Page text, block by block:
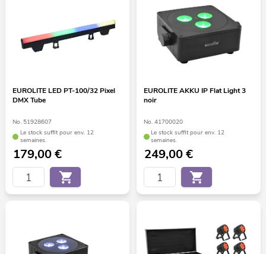
EUROLITE LED PT-100/32 Pixel
DMX Tube
No. 51928607
Le stock suffit pour env. 12
semaines.
179,00€
EUROLITE AKKU IP Flat Light 3
noir
No. 41700020
Le stock suffit pour env. 12
semaines.
249,00€